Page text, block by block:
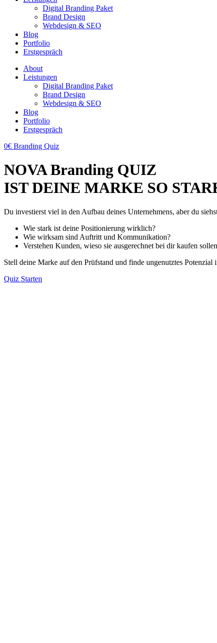
Digital Branding Paket
Brand Design
Webdesign & SEO
Blog
Portfolio
Erstgespräch
About
Leistungen
Digital Branding Paket
Brand Design
Webdesign & SEO
Blog
Portfolio
Erstgespräch
0€ Branding Quiz
NOVA Branding QUIZ
IST DEINE MARKE SO
Du investierst viel in den Aufbau deines Unternehmens, aber du
Wie stark ist deine Positionierung wirklich?
Wie wirksam sind Auftritt und Kommunikation?
Verstehen Kunden, wieso sie ausgerechnet bei dir kaufen
Stell deine Marke auf den Prüfstand und finde ungenutztes Potenzial
Quiz Starten